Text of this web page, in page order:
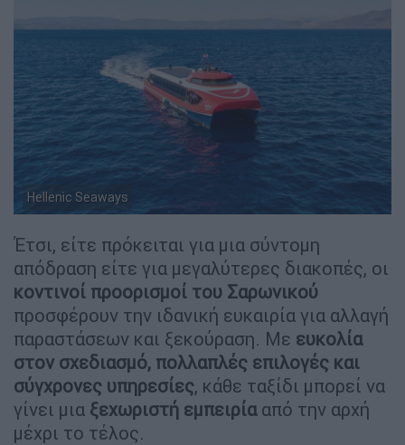
Hellenic Seaways
Έτσι, είτε πρόκειται για μια σύντομη
απόδραση είτε για μεγαλύτερες διακοπές, οι
κοντινοί προορισμοί του Σαρωνικού
προσφέρουν την ιδανική ευκαιρία για αλλαγή
παραστάσεων και ξεκούραση. Με ευκολία
στον σχεδιασμό, πολλαπλές επιλογές και
σύγχρονες υπηρεσίες, κάθε ταξίδι μπορεί να
γίνει μια ξεχωριστή εμπειρίααπό την αρχή
μέχρι το τέλος.